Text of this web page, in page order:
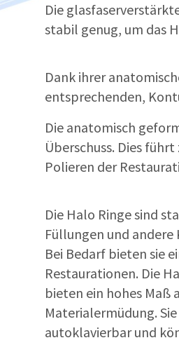
Die
stabil genug, um das
Dank ihrer
entsprechenden,
Die anatomisch
Überschuss. Dies
Polieren der
Die Halo Ringe sind
Füllungen und
Bei Bedarf bieten sie
Restaurationen. Die
bieten ein hohes Maß
Materialermüdung.
autoklavierbar und